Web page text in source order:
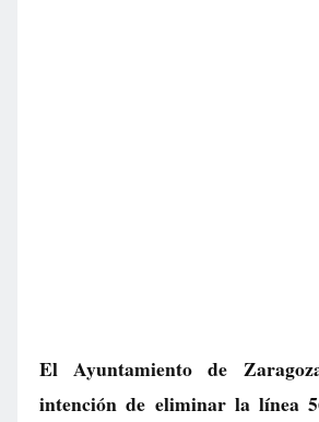
El Ayuntamiento de
intención de eliminar la línea